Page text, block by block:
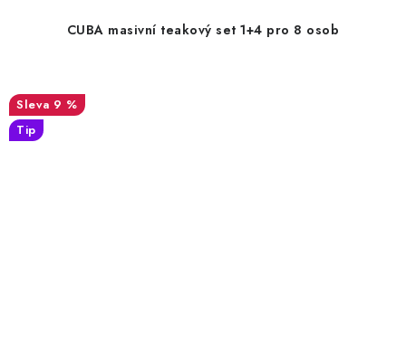
CUBA masivní teakový set 1+4 pro 8 osob
9 %
Tip